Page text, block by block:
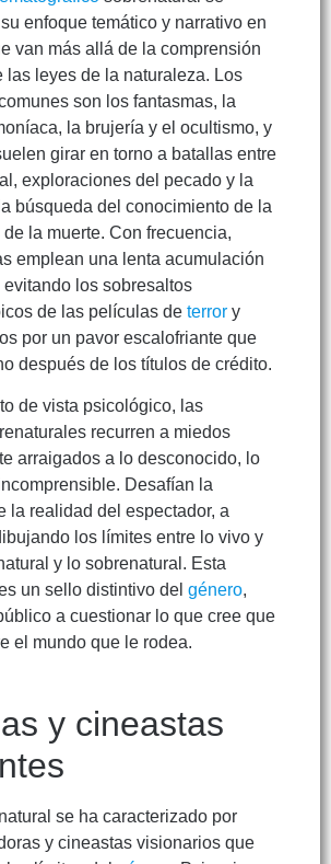
enfoque temático y narrativo en
van más allá de la comprensión
las leyes de la naturaleza. Los
son los fantasmas, la
la brujería y el ocultismo, y
girar en torno a batallas entre
exploraciones del pecado y la
búsqueda del conocimiento de la
la muerte. Con frecuencia,
emplean una lenta acumulación
los sobresaltos
de las películas de terror y
por un pavor escalofriante que
después de los títulos de crédito.
de vista psicológico, las
recurren a miedos
arraigados a lo desconocido, lo
Desafían la
la realidad del espectador, a
los límites entre lo vivo y
y lo sobrenatural. Esta
un sello distintivo del género,
a cuestionar lo que cree que
el mundo que le rodea.
y cineastas
se ha caracterizado por
y cineastas visionarios que